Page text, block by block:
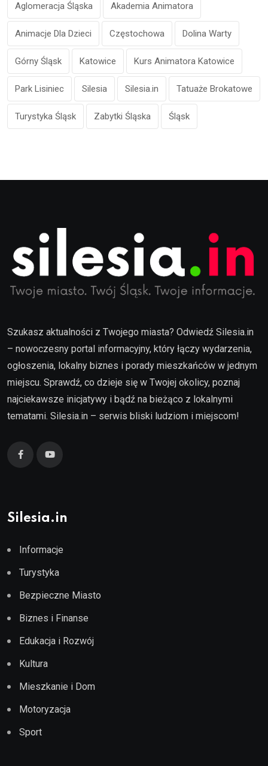
Aglomeracja Śląska Akademia Animatora
Animacje Dla Dzieci Częstochowa Dolina Warty
Górny Śląsk Katowice Kurs Animatora Katowice
Park Lisiniec Silesia Silesia.in Tatuaże Brokatowe
Turystyka Śląsk Zabytki Śląska Śląsk
Szukasz aktualności z Twojego miasta? Odwiedź Silesia.in
– nowoczesny portal informacyjny, który łączy wydarzenia,
ogłoszenia, lokalny biznes i porady mieszkańców w jednym
miejscu. Sprawdź, co dzieje się w Twojej okolicy, poznaj
najciekawsze inicjatywy i bądź na bieżąco z lokalnymi
tematami. Silesia.in – serwis bliski ludziom i miejscom!
Silesia.in
Informacje
Turystyka
Bezpieczne Miasto
Biznes i Finanse
Edukacja i Rozwój
Kultura
Mieszkanie i Dom
Motoryzacja
Sport